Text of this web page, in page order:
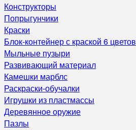
Конструкторы
Попрыгунчики
Краски
Блок-контейнер с краской 6 цветов
Мыльные пузыри
Развивающий материал
Камешки марблс
Раскраски-обучалки
Игрушки из пластмассы
Деревянное оружие
Пазлы